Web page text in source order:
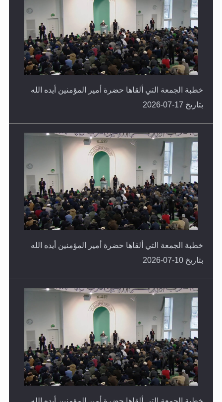
خطبة الجمعة التي ألقاها حضرة أمير المؤمنين أيده الله
بتاريخ 17-07-2026
خطبة الجمعة التي ألقاها حضرة أمير المؤمنين أيده الله
بتاريخ 10-07-2026